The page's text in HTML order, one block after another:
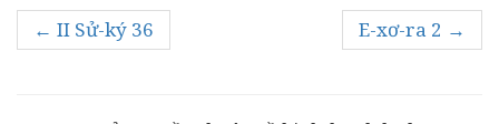
← II Sử-ký 36 E-xơ-ra 2 →